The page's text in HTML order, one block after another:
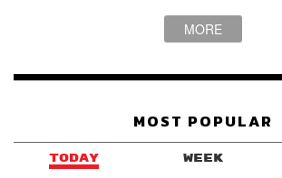
MORE
MOST POPULAR
TODAY WEEK